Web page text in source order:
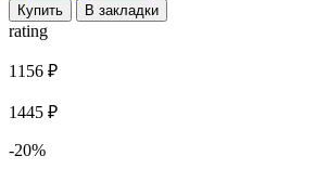
Купить В закладки
rating
1156 ₽
1445 ₽
-20%